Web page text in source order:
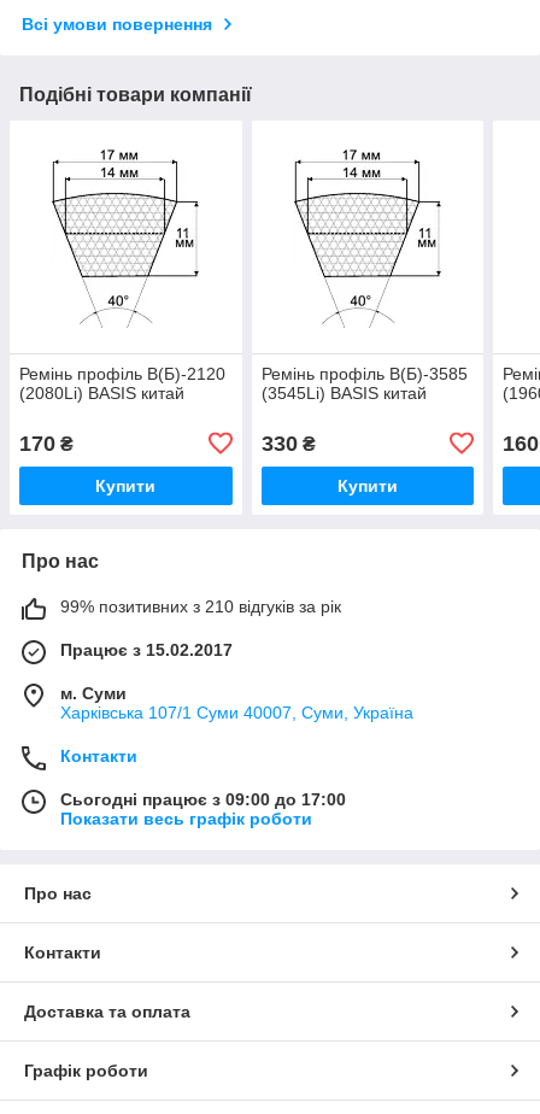
Всі умови повернення
Подібні товари компанії
Ремінь профіль В(Б)-2120
(2080Li) BASIS китай
170 ₴
Купити
Ремінь профіль В(Б)-3585
(3545Li) BASIS китай
330₴
Купити
160
Про нас
99% позитивних з 210 відгуків за рік
Працює з 15.02.2017
м. Суми
Харківська 107/1 Суми 40007, Суми, Україна
Контакти
Сьогодні працює з 09:00 до 17:00
Показати весь графік роботи
Про нас
Контакти
Доставка та оплата
Графік роботи